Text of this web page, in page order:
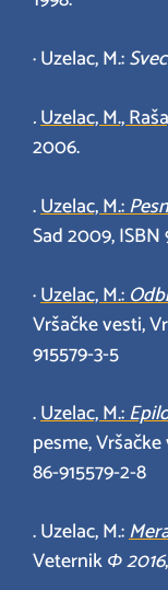
· Uzelac, M.:
.Uzelac, M.,
2006.
.Uzelac, M.:
Sad 2009, ISBN
·Uzelac, M.:
Vršačke vesti,
915579-3-5
.Uzelac, M.:
pesme, Vršačke
86-915579-2-8
. Uzelac, M.:
VeternikФ2016